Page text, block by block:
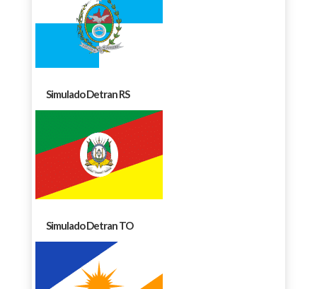
Simulado Detran RS
Simulado Detran TO